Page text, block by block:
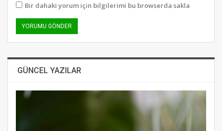
Bir dahaki yorum için bilgilerimi bu browserda sakla
GÜNCEL YAZILAR